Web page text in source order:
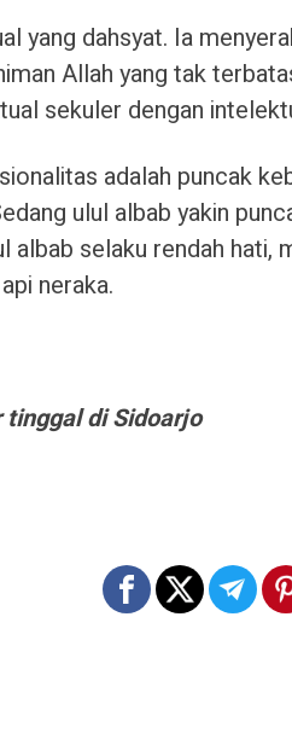
yang dahsyat. Ia
Allah yang tak
sekuler dengan
adalah puncak
ulul albab yakin
albab selaku rendah hati,
neraka.
di Sidoarjo